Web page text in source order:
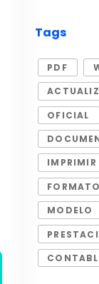
Tags
PDF
OFICIAL
IMPRIMIR
FORMATO
MODELO